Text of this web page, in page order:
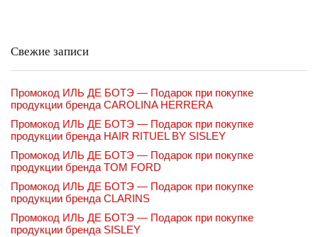
Свежие записи
Промокод ИЛЬ ДЕ БОТЭ — Подарок при покупке
продукции бренда CAROLINA HERRERA
Промокод ИЛЬ ДЕ БОТЭ — Подарок при покупке
продукции бренда HAIR RITUEL BY SISLEY
Промокод ИЛЬ ДЕ БОТЭ — Подарок при покупке
продукции бренда TOM FORD
Промокод ИЛЬ ДЕ БОТЭ — Подарок при покупке
продукции бренда CLARINS
Промокод ИЛЬ ДЕ БОТЭ — Подарок при покупке
продукции бренда SISLEY